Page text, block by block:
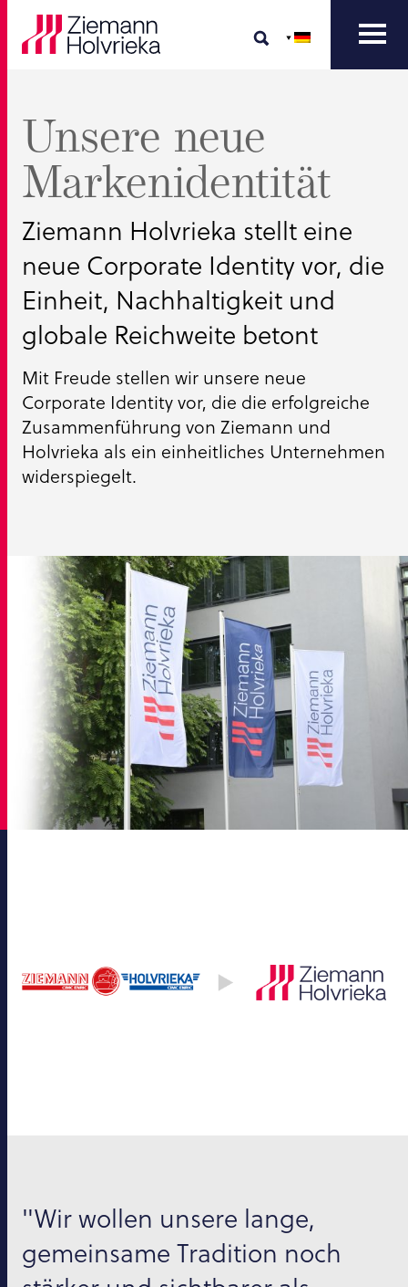
Unsere neue
Markenidentität
Ziemann Holvrieka stellt eine
neue Corporate Identity vor, die
Einheit, Nachhaltigkeit und
globale Reichweite betont
Mit Freude stellen wir unsere neue
Corporate Identity vor, die die erfolgreiche
Zusammenführung von Ziemann und
Holvrieka als ein einheitliches Unternehmen
widerspiegelt.
"Wir wollen unsere lange,
gemeinsame Tradition noch